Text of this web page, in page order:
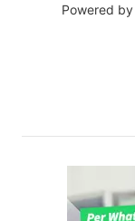
Powered by